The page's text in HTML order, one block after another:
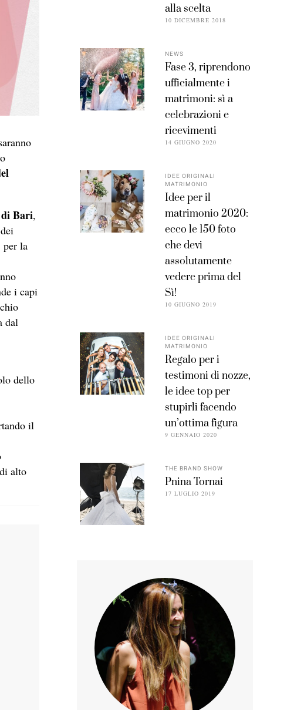
di Bari,
per la
i capi
dal
dello
il
alto
alla scelta
10 DICEMBRE 2018
NEWS
Fase 3, riprendono
ufficialmente i
matrimoni: sì a
celebrazioni e
ricevimenti
14 GIUGNO 2020
IDEE ORIGINALI
MATRIMONIO
Idee per il
matrimonio 2020:
ecco le 150 foto
che devi
assolutamente
vedere prima del
Sì!
10 GIUGNO 2019
IDEE ORIGINALI
MATRIMONIO
Regalo per i
testimoni di nozze,
le idee top per
stupirli facendo
un’ottima figura
9 GENNAIO 2020
THE BRAND SHOW
Pnina Tornai
17 LUGLIO 2019